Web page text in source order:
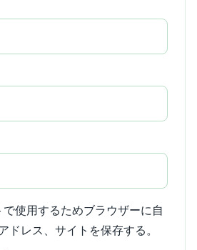
使用するためブラウザーに自
ドレス、サイトを保存する。